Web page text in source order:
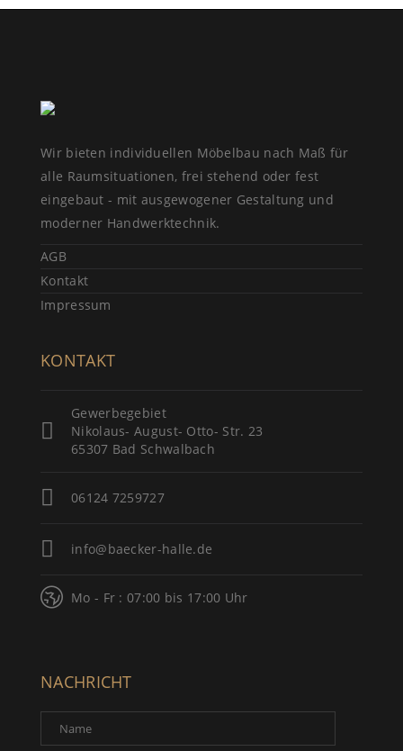
Wir bieten individuellen Möbelbau nach Maß für
alle Raumsituationen, frei stehend oder fest
eingebaut - mit ausgewogener Gestaltung und
moderner Handwerktechnik.
AGB
Kontakt
Impressum
KONTAKT
Gewerbegebiet
Nikolaus- August- Otto- Str. 23
65307 Bad Schwalbach
06124 7259727
info@baecker-halle.de
Mo - Fr : 07:00 bis 17:00 Uhr
NACHRICHT